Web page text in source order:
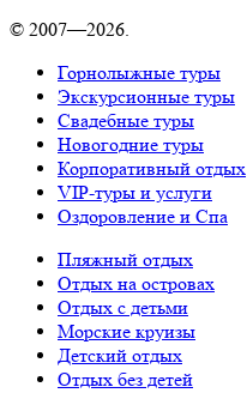
© 2007—2026.
Горнолыжные туры
Экскурсионные туры
Свадебные туры
Новогодние туры
Корпоративный отдых
VIP-туры и услуги
Оздоровление и Спа
Пляжный отдых
Отдых на островах
Отдых с детьми
Морские круизы
Детский отдых
Отдых без детей